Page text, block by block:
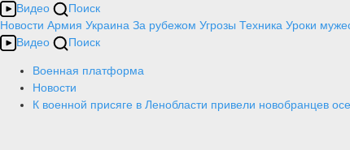
Видео
Поиск
Новости Армия Украина За рубежом Угрозы Техника Уроки
Видео
Поиск
Военная платформа
Новости
К военной присяге в Ленобласти привели новобранцев